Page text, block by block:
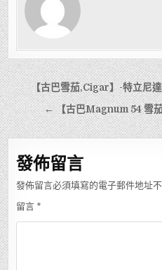
文
章
導
覽
【古巴雪茄,Cigar】-特立尼
← 【古巴Magnum 54 雪
發佈留言
發佈留言必須填寫的電子郵件地址
留言 *